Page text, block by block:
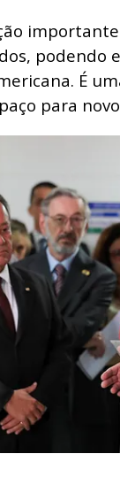
podendo
É
para